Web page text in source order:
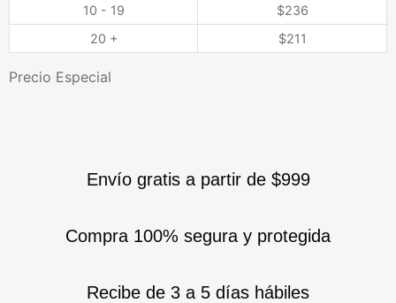
10 - 19
$236
20 +
$211
Precio Especial
Envío gratis a partir de $999
Compra 100% segura y protegida
Recibe de 3 a 5 días hábiles